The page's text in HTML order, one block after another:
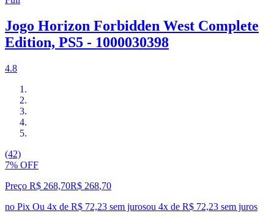
Jogo Horizon Forbidden West Complete
Edition, PS5 - 1000030398
4.8
(42)
7% OFF
Preço R$ 268,70R$ 268,70
no Pix Ou 4x de R$ 72,23 sem jurosou 4x de R$ 72,23 sem juros